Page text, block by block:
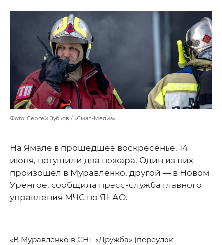
Фото: Сергей Зубков / «Ямал-Медиа»
На Ямале в прошедшее воскресенье, 14
июня, потушили два пожара. Один из них
произошел в Муравленко, другой — в Новом
Уренгое, сообщила пресс-служба главного
управления МЧС по ЯНАО.
«В Муравленко в СНТ «Дружба» (переулок